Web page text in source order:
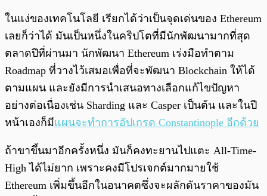
ในแง่ของเทคโนโลยี เรียกได้ว่าเป็นจุดเด่นของ Ethereum
เลยก็ว่าได้ มันเป็นหนึ่งในคริปโตที่มีนักพัฒนามากที่สุด
ตลาดปีที่ผ่านมา นักพัฒนา Ethereum เร่งมือทำตาม
Roadmap ที่วางไว้เสมอเพื่อที่จะพัฒนา Blockchain ให้ได้
ตามแผน และยังมีการนำเสนอทางเลือกแก้ไขปัญหา
อย่างต่อเนื่องเช่น Sharding และ Casper เป็นต้น และในปี
หน้าเองก็มีแผนจะทำการอัปเกรด Constantinople อีกด้วย
ถ้าขาขึ้นมาอีกครั้งหนึ่ง มันก็คงทะยานไปแตะ All-Time-
High ได้ไม่ยาก เพราะคงมีโปรเจกต์มากมายใช้
Ethereum เพิ่มขึ้นอีกในอนาคตซึ่งจะผลักดันราคาของมัน